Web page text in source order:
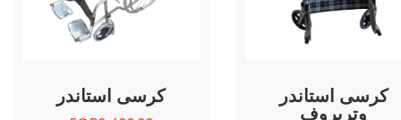
كرسى استاندر
كرسى استاندر
وتربروف